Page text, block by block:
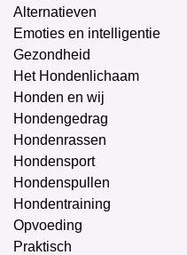
Alternatieven
Emoties en intelligentie
Gezondheid
Het Hondenlichaam
Honden en wij
Hondengedrag
Hondenrassen
Hondensport
Hondenspullen
Hondentraining
Opvoeding
Praktisch